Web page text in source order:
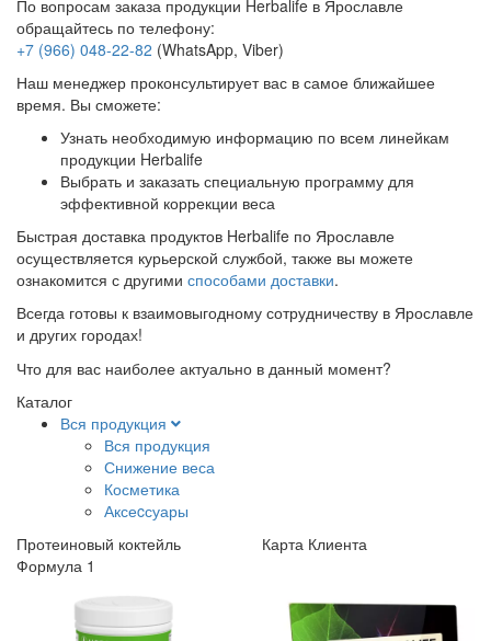
По вопросам заказа продукции Herbalife в Ярославле
обращайтесь по телефону:
+7 (966) 048-22-82 (WhatsApp, Viber)
Наш менеджер проконсультирует вас в самое ближайшее
время. Вы сможете:
Узнать необходимую информацию по всем линейкам
продукции Herbalife
Выбрать и заказать специальную программу для
эффективной коррекции веса
Быстрая доставка продуктов Herbalife по Ярославле
осуществляется курьерской службой, также вы можете
ознакомится с другими способами доставки.
Всегда готовы к взаимовыгодному сотрудничеству в Ярославле
и других городах!
Что для вас наиболее актуально в данный момент?
Каталог
Вся продукция
Вся продукция
Снижение веса
Косметика
Аксеcсуары
Протеиновый коктейль
Формула 1
Карта Клиента